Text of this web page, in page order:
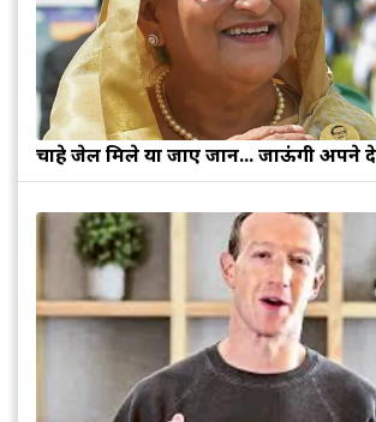
चाहे जेल मिले या जाए जान... जाऊंगी अपने